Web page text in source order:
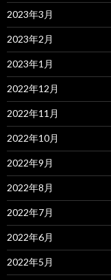
2023年3月
2023年2月
2023年1月
2022年12月
2022年11月
2022年10月
2022年9月
2022年8月
2022年7月
2022年6月
2022年5月